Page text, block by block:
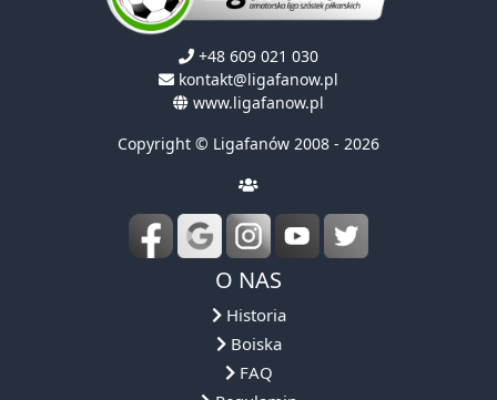
+48 609 021 030
kontakt@ligafanow.pl
www.ligafanow.pl
Copyright © Ligafanów 2008 - 2026
O NAS
Boiska
FAQ